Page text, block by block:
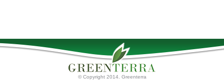
© Copyright 2014. Greenterra